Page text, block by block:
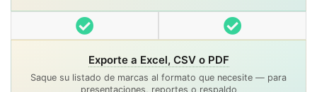
Incluido Incluido
Exporte a Excel, CSV o PDF
Saque su listado de marcas al formato que necesite — para
presentaciones, reportes o respaldo